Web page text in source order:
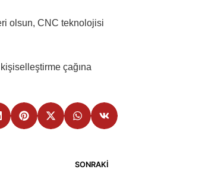
olsun, CNC teknolojisi
çağına
SONRAKI